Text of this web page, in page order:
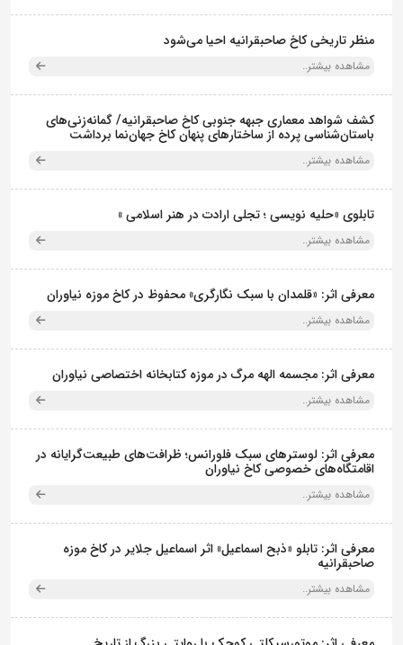
منظر تاریخی کاخ صاحبقرانیه احیا می‌شود
مشاهده بیشتر..
کشف شواهد معماری جبهه جنوبی کاخ صاحبقرانیه/ گمانه‌زنی‌های
باستان‌شناسی پرده از ساختارهای پنهان کاخ جهان‌نما برداشت
مشاهده بیشتر..
تابلوی «حلیه نویسی ؛ تجلی ارادت در هنر اسلامی »
مشاهده بیشتر..
معرفی اثر: «قلمدان با سبک نگارگری» محفوظ در کاخ موزه نیاوران
مشاهده بیشتر..
معرفی اثر: مجسمه الهه مرگ در موزه کتابخانه اختصاصی نیاوران
مشاهده بیشتر..
معرفی اثر: لوسترهای سبک فلورانس؛ ظرافت‌های طبیعت‌گرایانه در
اقامتگاه‌های خصوصی کاخ نیاوران
مشاهده بیشتر..
معرفی اثر: تابلو «ذبح اسماعیل» اثر اسماعیل جلایر در کاخ موزه
صاحبقرانیه
مشاهده بیشتر..